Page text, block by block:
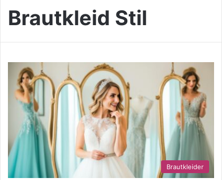
Brautkleid Stil
Brautkleider